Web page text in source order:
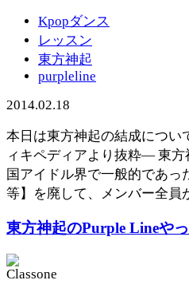
Kpopダンス
レッスン
東方神起
purpleline
2014.02.18
本日は東方神起の結成につ
ィキペディアより抜粋— 東
国アイドル界で一般的であ
等】を廃して、メンバー全
東方神起のPurple Lineや